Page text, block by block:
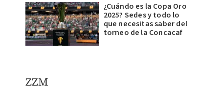
¿Cuándo es la Copa Oro
2025? Sedes y todo lo
que necesitas saber del
torneo de la Concacaf
ZZM